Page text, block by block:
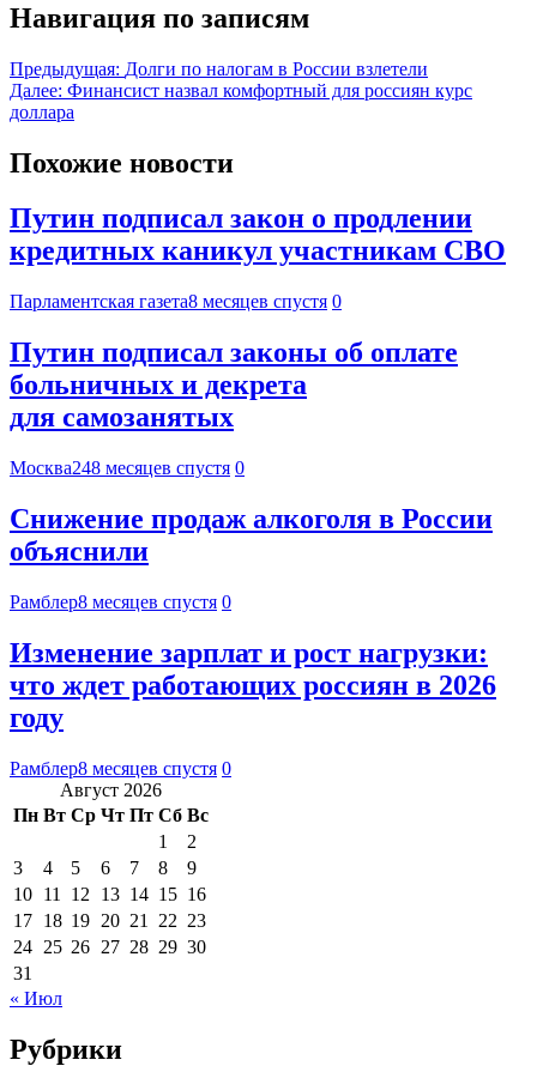
Навигация по записям
Предыдущая: Долги по налогам в России взлетели
Далее: Финансист назвал комфортный для россиян курс
доллара
Похожие новости
Путин подписал закон о продлении
кредитных каникул участникам СВО
Парламентская газета8 месяцев спустя 0
Путин подписал законы об оплате
больничных и декрета
для самозанятых
Москва248 месяцев спустя 0
Снижение продаж алкоголя в России
объяснили
Рамблер8 месяцев спустя 0
Изменение зарплат и рост нагрузки:
что ждет работающих россиян в 2026
году
Рамблер8 месяцев спустя 0
Август 2026
Пн Вт Ср Чт Пт Сб Вс
1
2
3
4 5 6 7 8
9
10 11 12 13 14 15 16
17 18 19 20 21 22 23
24 25 26 27 28 29 30
31
« Июл
Рубрики